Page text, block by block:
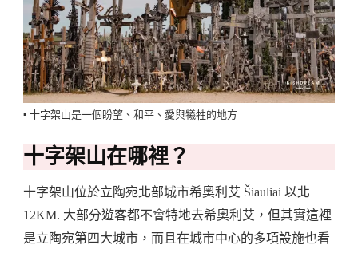
▪️ 十字架山是一個盼望、和平、愛與犧牲的地方
十字架山在哪裡？
十字架山位於立陶宛北部城市希奧利艾 Šiauliai 以北
12KM. 大部分遊客都不會特地去希奧利艾，但其實這裡
是立陶宛第四大城市，而且在城市中心的多項設施也看